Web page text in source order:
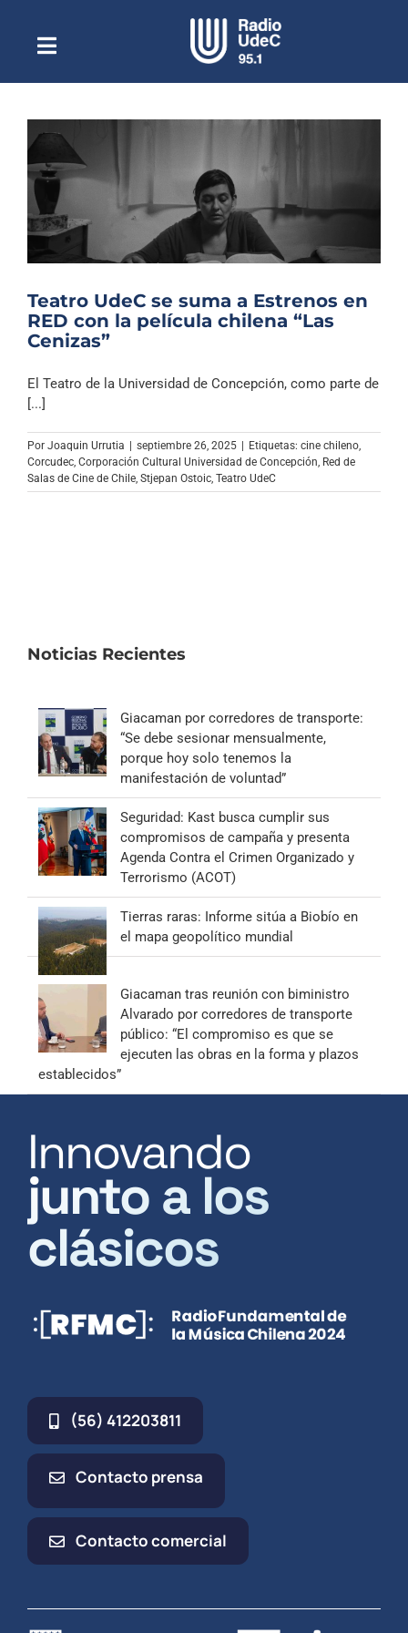
contenidoToggle
NavigationEscuchar Radio UdeC en vivo
Quiénes Somos
Podcast
Noticias
Columnas
Especiales
Teatro UdeC se suma a Estrenos en
RED con la película chilena “Las
Cenizas”
El Teatro de la Universidad de Concepción, como parte de
[...]
Por Joaquin Urrutia | septiembre 26, 2025 | Etiquetas: cine chileno
Corcudec Corporación Cultural Universidad de Concepción Red de
Salas de Cine de Chile Stjepan Ostoic Teatro UdeC
Noticias Recientes
Giacaman por corredores de transporte:
“Se debe sesionar mensualmente,
porque hoy solo tenemos la
manifestación de voluntad”
Seguridad: Kast busca cumplir sus
compromisos de campaña y presenta
Agenda Contra el Crimen Organizado y
Terrorismo (ACOT)
Tierras raras: Informe sitúa a Biobío en
el mapa geopolítico mundial
Giacaman tras reunión con biministro
Alvarado por corredores de transporte
público: “El compromiso es que se
ejecuten las obras en la forma y plazos
establecidos”
Innovando
junto a los
clásicos
(56) 412203811
Contacto prensa
Contacto comercial